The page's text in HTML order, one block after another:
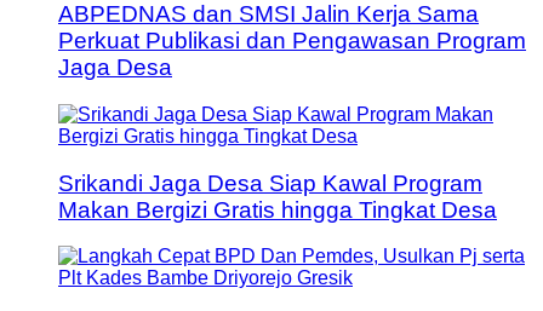
ABPEDNAS dan SMSI Jalin Kerja Sama
Perkuat Publikasi dan Pengawasan Program
Jaga Desa
Srikandi Jaga Desa Siap Kawal Program
Makan Bergizi Gratis hingga Tingkat Desa